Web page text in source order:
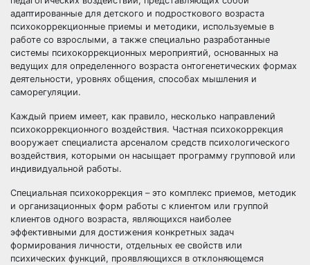
адаптированные для детского и подросткового возраста
психокоррекционные приемы и методики, используемые в
работе со взрослыми, а также специально разработанные
системы психокоррекционных мероприятий, основанных на
ведущих для определенного возраста онтогенетических формах
деятельности, уровнях общения, способах мышления и
саморегуляции.
Каждый прием имеет, как правило, несколько направлений
психокоррекционного воздействия. Частная психокоррекция
вооружает специалиста арсеналом средств психологического
воздействия, которыми он насыщает программу групповой или
индивидуальной работы.
Специальная психокоррекция – это комплекс приемов, методик
и организационных форм работы с клиентом или группой
клиентов одного возраста, являющихся наиболее
эффективными для достижения конкретных задач
формирования личности, отдельных ее свойств или
психических функций, проявляющихся в отклоняющемся